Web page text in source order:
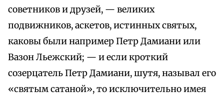
советников и друзей, — великих
подвижников, аскетов, истинных святых,
каковы были например Петр Дамиани или
Вазон Льежский; — и если кроткий
созерцатель Петр Дамиани, шутя, называл его
«святым сатаной», то исключительно имея